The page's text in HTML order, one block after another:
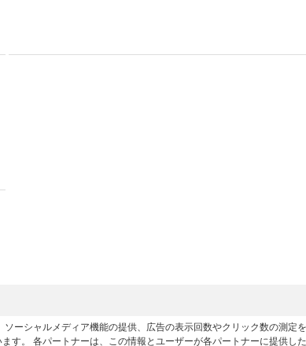
ーシャルメディア機能の提供、広告の表示回数やクリック数の測定
す。 各パートナーは、この情報とユーザーが各パートナーに提供